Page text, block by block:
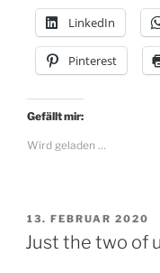
LinkedIn
Pinterest
Gefällt mir:
Wird geladen …
VERÖFFENTLICHT
AM
13. FEBRUAR 2020
Just the two of